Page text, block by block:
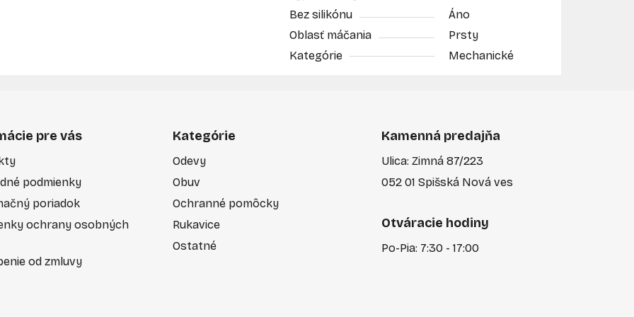
Bez silikónu
Áno
Oblasť máčania
Prsty
Kategórie
Mechanické
pre vás
podmienky
poriadok
ochrany osobných
od zmluvy
Kategórie
Odevy
Obuv
Ochranné pomôcky
Rukavice
Ostatné
Kamenná predajňa
Ulica: Zimná 87/223
052 01 Spišská Nová ves
Otváracie hodiny
Po-Pia: 7:30 - 17:00